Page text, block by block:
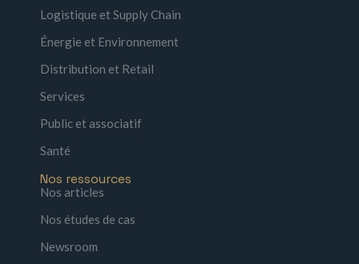
Logistique et Supply Chain
Énergie et Environnement
Distribution et Retail
Services
Public et associatif
Santé
Nos ressources
Nos articles
Nos études de cas
Newsroom